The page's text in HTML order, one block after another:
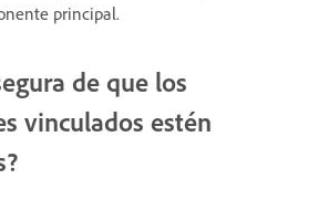
principal.
de que los
vinculados estén